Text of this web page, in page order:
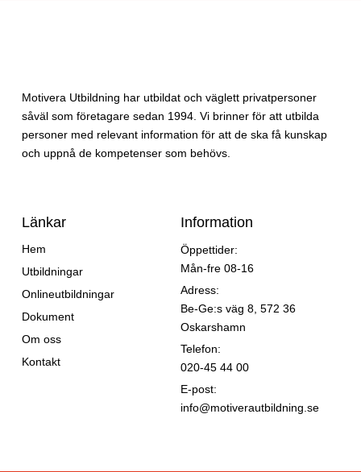
Motivera Utbildning har utbildat och väglett privatpersoner
såväl som företagare sedan 1994. Vi brinner för att utbilda
personer med relevant information för att de ska få kunskap
och uppnå de kompetenser som behövs.
Länkar
Hem
Utbildningar
Onlineutbildningar
Dokument
Om oss
Kontakt
Information
Öppettider:
Mån-fre 08-16
Adress:
Be-Ge:s väg 8, 572 36
Oskarshamn
Telefon:
020-45 44 00
E-post:
info@motiverautbildning.se